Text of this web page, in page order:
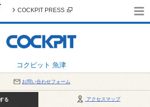
コクピット 魚津
COCKPIT PRESS
お問い合わせフォーム
アクセスマップ
る